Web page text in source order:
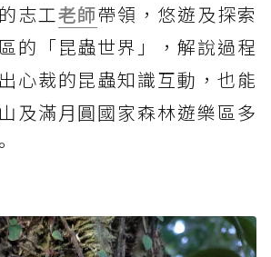
志工老師帶領，悠遊及探索
的「昆蟲世界」，解說過程
心裁的昆蟲知識互動，也能
及滿月圓國家森林遊樂區多